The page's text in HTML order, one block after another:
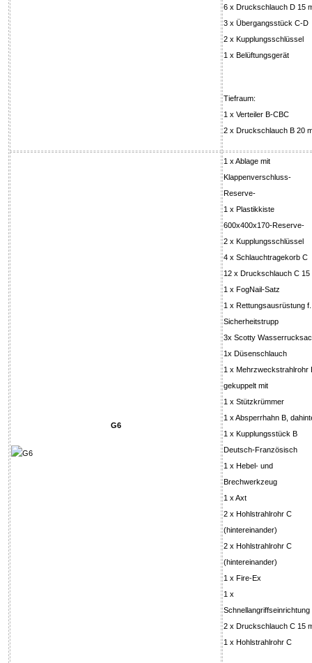
6 x Druckschlauch D 15
3 x Übergangsstück C-D
2 x Kupplungsschlüssel
1 x Belüftungsgerät
Tiefraum:
1 x Verteiler B-CBC
2 x Druckschlauch B 20
G6
1 x Ablage mit
Klappenverschluss-
Reserve-
1 x Plastikkiste
600x400x170-Reserve-
2 x Kupplungsschlüssel
4 x Schlauchtragekorb C
12 x Druckschlauch C 15
1 x FogNail-Satz
1 x Rettungsausrüstung f.
Sicherheitstrupp
3x Scotty
1x Düsenschlauch
1 x Mehrzweckstrahlrohr
gekuppelt mit
1 x Stützkrümmer
1 x Absperrhahn B,
1 x Kupplungsstück B
Deutsch-Französisch
1 x Hebel- und
Brechwerkzeug
1 x Axt
2 x Hohlstrahlrohr C
(hintereinander)
2 x Hohlstrahlrohr C
(hintereinander)
1 x Fire-Ex
1 x
Schnellangriffseinrichtung
2 x Druckschlauch C 15
1 x Hohlstrahlrohr C